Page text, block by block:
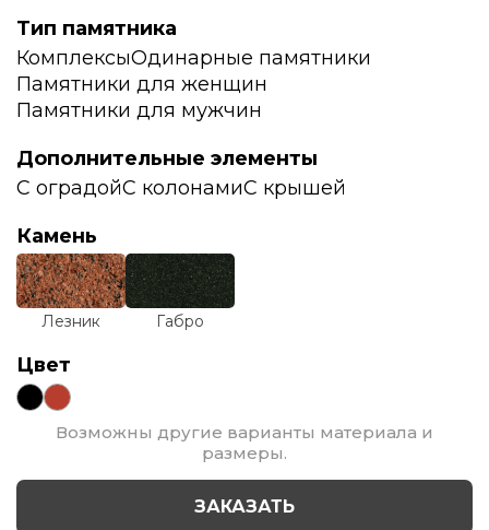
Тип памятника
КомплексыОдинарные памятники
Памятники для женщин
Памятники для мужчин
Дополнительные элементы
С оградойС колонамиС крышей
Камень
Лезник Габро
Цвет
Возможны другие варианты материала и
размеры.
ЗАКАЗАТЬ